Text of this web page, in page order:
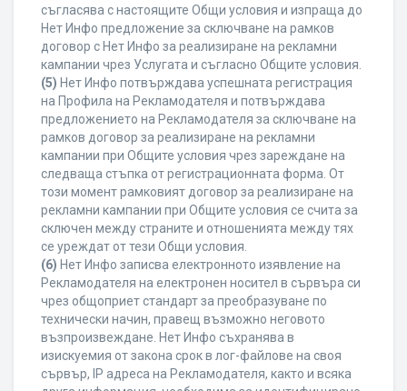
съгласява с настоящите Общи условия и изпраща до
Нет Инфо предложение за сключване на рамков
договор с Нет Инфо за реализиране на рекламни
кампании чрез Услугата и съгласно Общите условия.
(5) Нет Инфо потвърждава успешната регистрация
на Профила на Рекламодателя и потвърждава
предложението на Рекламодателя за сключване на
рамков договор за реализиране на рекламни
кампании при Общите условия чрез зареждане на
следваща стъпка от регистрационната форма. От
този момент рамковият договор за реализиране на
рекламни кампании при Общите условия се счита за
сключен между страните и отношенията между тях
се уреждат от тези Общи условия.
(6) Нет Инфо записва електронното изявление на
Рекламодателя на електронен носител в сървъра си
чрез общоприет стандарт за преобразуване по
технически начин, правещ възможно неговото
възпроизвеждане. Нет Инфо съхранява в
изискуемия от закона срок в лог-файлове на своя
сървър, IP адреса на Рекламодателя, както и всяка